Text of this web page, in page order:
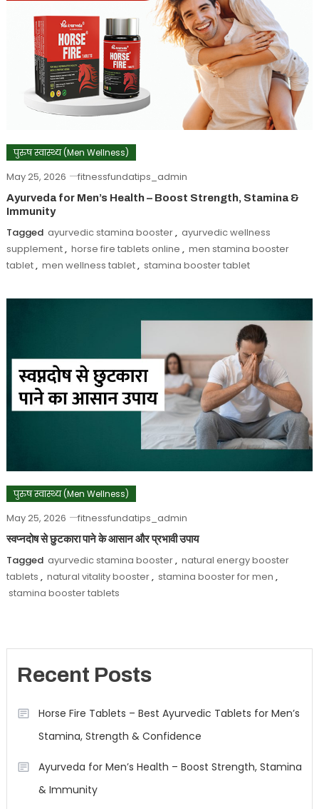
पुरुष स्वास्थ्य (Men Wellness)
May 25, 2026 fitnessfundatips_admin
Ayurveda for Men’s Health – Boost Strength, Stamina &
Immunity
Tagged ayurvedic stamina booster, ayurvedic wellness
supplement, horse fire tablets online , men stamina booster
tablet, men wellness tablet, stamina booster tablet
पुरुष स्वास्थ्य (Men Wellness)
May 25, 2026 fitnessfundatips_admin
स्वप्नदोष से छुटकारा पाने के आसान और प्रभावी उपाय
Tagged ayurvedic stamina booster, natural energy booster
tablets , natural vitality booster, stamina booster for men ,
stamina booster tablets
Recent Posts
Horse Fire Tablets – Best Ayurvedic Tablets for Men’s
Stamina, Strength & Confidence
Ayurveda for Men’s Health – Boost Strength, Stamina
& Immunity